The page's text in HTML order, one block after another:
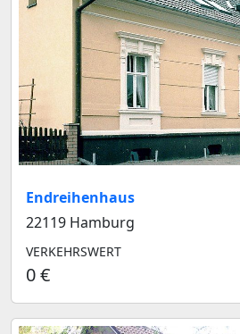
Endreihenhaus
22119 Hamburg
VERKEHRSWERT
0 €